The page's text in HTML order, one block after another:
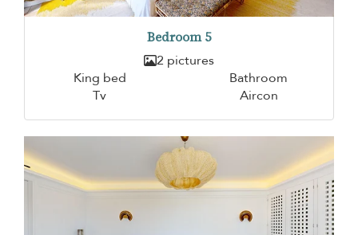
Bedroom 5
2 pictures
King bed
Bathroom
Tv
Aircon